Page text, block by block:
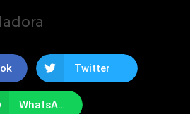
Twitter
WhatsApp